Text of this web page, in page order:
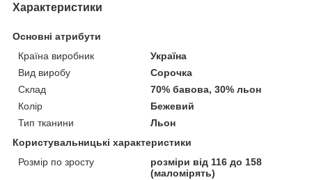
Характеристики
Основні атрибути
Країна виробник
Україна
Вид виробу
Сорочка
Склад
70% бавова, 30% льон
Колір
Бежевий
Тип тканини
Льон
Користувальницькі характеристики
Розмір по зросту
розміри від 116 до 158
(маломірять)